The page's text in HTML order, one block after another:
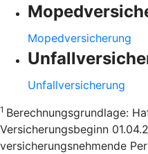
Mopedversicherung
Unfallversicherung
1 Berechnungsgrundlage:
Versicherungsbeginn
versicherungsnehmende